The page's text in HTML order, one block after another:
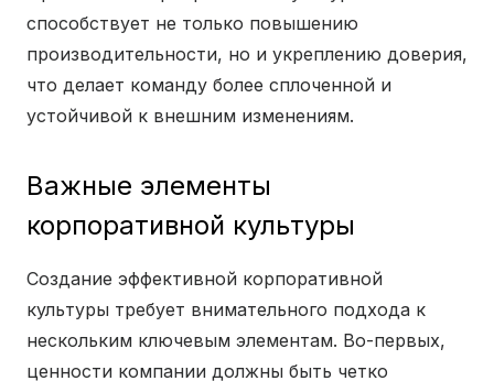
способствует не только повышению
производительности, но и укреплению доверия,
что делает команду более сплоченной и
устойчивой к внешним изменениям.
Важные элементы
корпоративной культуры
Создание эффективной корпоративной
культуры требует внимательного подхода к
нескольким ключевым элементам. Во-первых,
ценности компании должны быть четко